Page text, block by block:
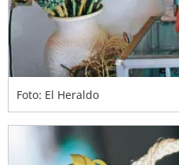
Foto: El Heraldo